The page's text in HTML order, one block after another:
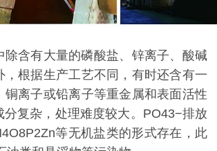
除含有大量的磷酸盐、锌离子、酸碱
，根据生产工艺不同，有时还含有一
铜离子或铅离子等重金属和表面活性
分复杂，处理难度较大。PO43−排放
等无机盐类的形式存在，此